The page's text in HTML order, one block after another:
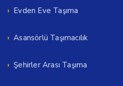
Evden Eve Taşıma
Asansörlü Taşımacılık
Şehirler Arası Taşıma